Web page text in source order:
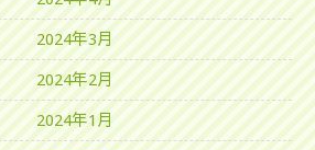
2024年3月
2024年2月
2024年1月